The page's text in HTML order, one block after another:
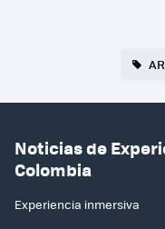
Noticias de
Colombia
Experiencia inmersiva